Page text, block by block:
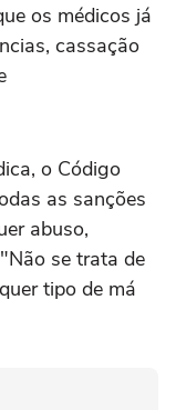
os médicos já
cassação
o Código
as sanções
abuso,
se trata de
tipo de má